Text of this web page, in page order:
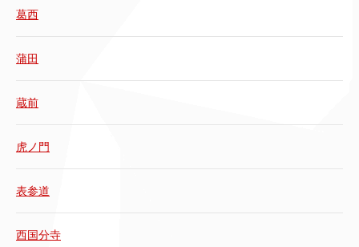
葛西
蒲田
蔵前
虎ノ門
表参道
西国分寺